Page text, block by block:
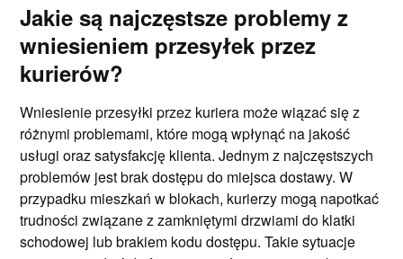
Jakie są najczęstsze problemy z
wniesieniem przesyłek przez
kurierów?
Wniesienie przesyłki przez kuriera może wiązać się z
różnymi problemami, które mogą wpłynąć na jakość
usługi oraz satysfakcję klienta. Jednym z najczęstszych
problemów jest brak dostępu do miejsca dostawy. W
przypadku mieszkań w blokach, kurierzy mogą napotkać
trudności związane z zamkniętymi drzwiami do klatki
schodowej lub brakiem kodu dostępu. Takie sytuacje